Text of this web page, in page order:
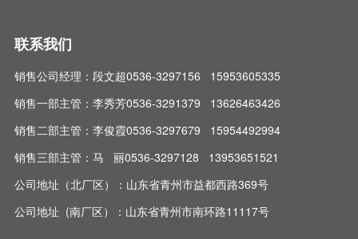
联系我们
销售公司经理：段文超0536-3297156 15953605335
销售一部主管：李秀芳0536-3291379 13626463426
销售二部主管：李俊霞0536-3297679 15954492994
销售三部主管：马 丽0536-3297128 13953651521
公司地址（北厂区）：山东省青州市益都西路369号
公司地址 (南厂区）：山东省青州市南环路11117号